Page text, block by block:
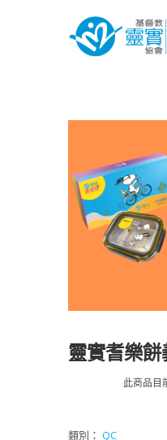
靈實耆樂
此商品目
類別： QC